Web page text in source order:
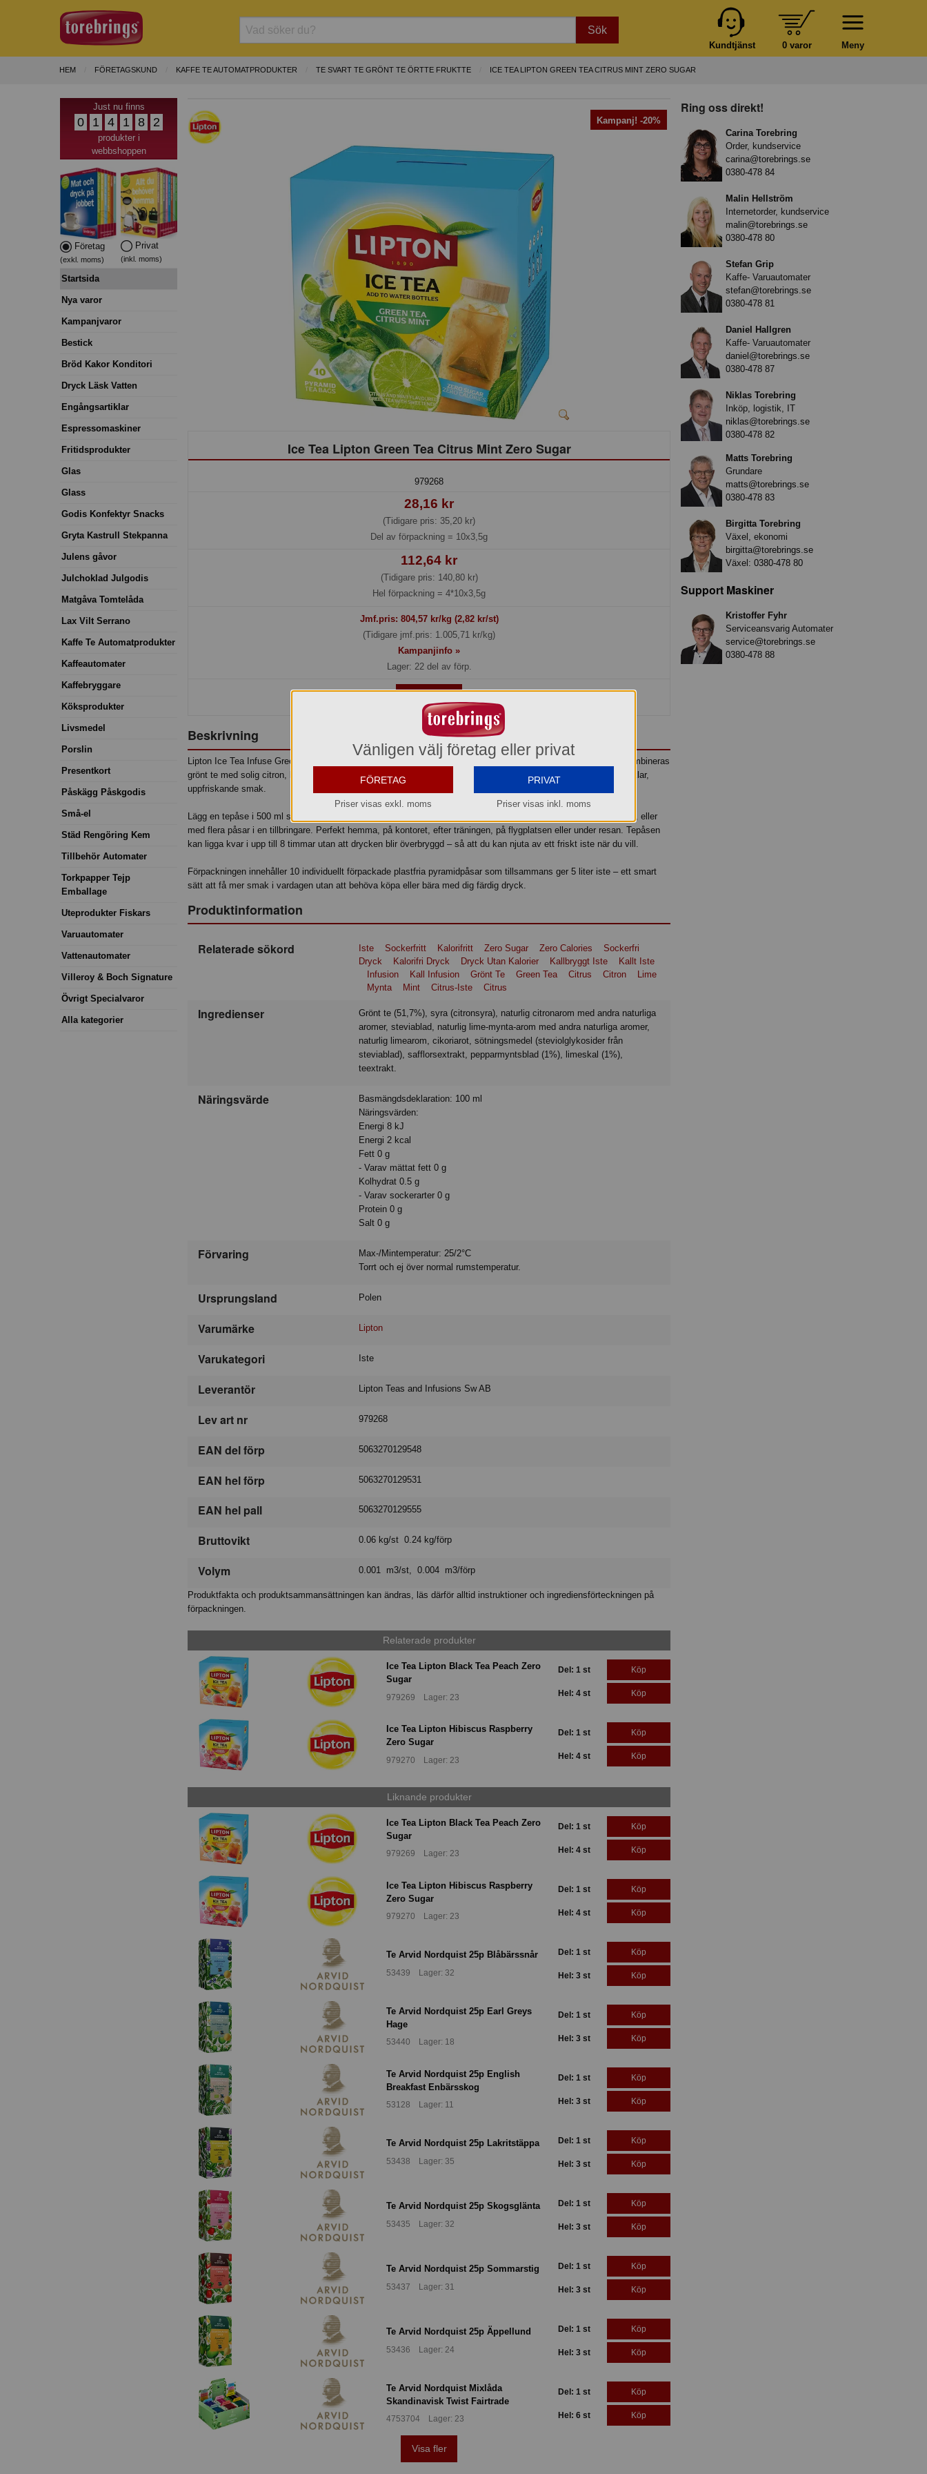
Sök
Meny
0 varor
Kundtjänst
HEM FÖRETAGSKUND KAFFE TE AUTOMATPRODUKTER TE SVART TE GRÖNT TE ÖRTTE FRUKTTE ICE TEA LIPTON GREEN TEA CITRUS MINT ZERO SUGAR
Just nu finns
0 1 4 1 8 2
produkter i
webbshoppen
Företag
(exkl. moms)
Privat
(inkl. moms)
Startsida
Nya varor
Kampanjvaror
Bestick
Bröd Kakor Konditori
Dryck Läsk Vatten
Engångsartiklar
Espressomaskiner
Fritidsprodukter
Glas
Glass
Godis Konfektyr Snacks
Gryta Kastrull Stekpanna
Julens gåvor
Julchoklad Julgodis
Matgåva Tomtelåda
Lax Vilt Serrano
Kaffe Te Automatprodukter
Kaffeautomater
Kaffebryggare
Köksprodukter
Livsmedel
Porslin
Presentkort
Påskägg Påskgodis
Små-el
Städ Rengöring Kem
Tillbehör Automater
Torkpapper Tejp
Emballage
Uteprodukter Fiskars
Varuautomater
Vattenautomater
Villeroy & Boch Signature
Övrigt Specialvaror
Alla kategorier
Kampanj! -20%
Ice Tea Lipton Green Tea Citrus Mint Zero Sugar
979268
28,16 kr
(Tidigare pris: 35,20 kr)
Del av förpackning = 10x3,5g
112,64 kr
(Tidigare pris: 140,80 kr)
Hel förpackning = 4*10x3,5g
Jmf.pris: 804,57kr/kg (2,82 kr/st)
(Tidigare jmf.pris: 1.005,71 kr/kg)
Kampanjinfo »
Lager: 22 del av förp.
Beskrivning
Lipton Ice Tea Infuse Green Citrus & Mint är en livfull infusion framtagen för kallt vatten. I varje pyramidpåse kombineras
grönt te med solig citron, lime och en fräsch hint av mynta. Resultatet är en sockerfri och kalorifri infusion med klar,
uppfriskande smak.
Lägg en tepåse i 500 ml stilla eller kolsyrat kallt vatten och låt dra i 5 minuter – direkt i glaset eller vattenflaskan, eller
med flera påsar i en tillbringare. Perfekt hemma, på kontoret, efter träningen, på flygplatsen eller under resan. Tepåsen
kan ligga kvar i upp till 8 timmar utan att drycken blir överbryggd – så att du kan njuta av ett friskt iste när du vill.
Förpackningen innehåller 10 individuellt förpackade plastfria pyramidpåsar som tillsammans ger 5 liter iste – ett smart
sätt att få mer smak i vardagen utan att behöva köpa eller bära med dig färdig dryck.
Produktinformation
Relaterade sökord Iste Sockerfritt Kalorifritt Zero Sugar Zero Calories
Sockerfri
Dryck
Kalorifri Dryck Dryck Utan Kalorier Kallbryggt Iste
Kallt Iste
Infusion
Kall Infusion Grönt Te Green Tea Citrus Citron
Lime
Mynta
Mint Citrus-Iste Citrus
Ingredienser
Grönt te (51,7%), syra (citronsyra), naturlig citronarom med andra naturliga
aromer, steviablad, naturlig lime-mynta-arom med andra naturliga aromer,
naturlig limearom, cikoriarot, sötningsmedel (steviolglykosider från
steviablad), safflorsextrakt, pepparmyntsblad (1%), limeskal (1%),
teextrakt.
Näringsvärde
Basmängdsdeklaration: 100 ml
Näringsvärden:
Energi 8 kJ
Energi 2 kcal
Fett 0 g
- Varav mättat fett 0 g
Kolhydrat 0.5 g
- Varav sockerarter 0 g
Protein 0 g
Salt 0 g
Förvaring
Max-/Mintemperatur: 25/2°C
Torrt och ej över normal rumstemperatur.
Ursprungsland Polen
Varumärke Lipton
Varukategori Iste
Leverantör Lipton Teas and Infusions Sw AB
Lev art nr 979268
EAN del förp 5063270129548
EAN hel förp 5063270129531
EAN hel pall 5063270129555
Bruttovikt 0.06 kg/st 0.24 kg/förp
Volym 0.001 m3/st, 0.004 m3/förp
Produktfakta och produktsammansättningen kan ändras, läs därför alltid instruktioner och ingrediensförteckningen på
förpackningen.
Relaterade produkter
Ice Tea Lipton Black Tea Peach Zero
Sugar
979269 Lager: 23
Del: 1 st Köp
Hel: 4 st Köp
Ice Tea Lipton Hibiscus Raspberry
Zero Sugar
979270 Lager: 23
Del: 1 st Köp
Hel: 4 st Köp
Liknande produkter
Ice Tea Lipton Black Tea Peach Zero
Sugar
979269 Lager: 23
Del: 1 st Köp
Hel: 4 st Köp
Ice Tea Lipton Hibiscus Raspberry
Zero Sugar
979270 Lager: 23
Del: 1 st Köp
Hel: 4 st Köp
Te Arvid Nordquist 25p Blåbärssnår
53439 Lager: 32
Del: 1 st Köp
Hel: 3 st Köp
Te Arvid Nordquist 25p Earl Greys
Hage
53440 Lager: 18
Del: 1 st Köp
Hel: 3 st Köp
Te Arvid Nordquist 25p English
Breakfast Enbärsskog
53128 Lager: 11
Del: 1 st Köp
Hel: 3 st Köp
Te Arvid Nordquist 25p Lakritstäppa
53438 Lager: 35
Del: 1 st Köp
Hel: 3 st Köp
Te Arvid Nordquist 25p Skogsglänta
53435 Lager: 32
Del: 1 st Köp
Hel: 3 st Köp
Te Arvid Nordquist 25p Sommarstig
53437 Lager: 31
Del: 1 st Köp
Hel: 3 st Köp
Te Arvid Nordquist 25p Äppellund
53436 Lager: 24
Del: 1 st Köp
Hel: 3 st Köp
Te Arvid Nordquist Mixlåda
Skandinavisk Twist Fairtrade
4753704 Lager: 23
Del: 1 st Köp
Hel: 6 st Köp
Visa fler
Ring oss direkt!
Carina Torebring
Order, kundservice
carina@torebrings.se
0380-478 84
Malin Hellström
Internetorder, kundservice
malin@torebrings.se
0380-478 80
Stefan Grip
Kaffe- Varuautomater
stefan@torebrings.se
0380-478 81
Daniel Hallgren
Kaffe- Varuautomater
daniel@torebrings.se
0380-478 87
Niklas Torebring
Inköp, logistik, IT
niklas@torebrings.se
0380-478 82
Matts Torebring
Grundare
matts@torebrings.se
0380-478 83
Birgitta Torebring
Växel, ekonomi
birgitta@torebrings.se
Växel: 0380-478 80
Support Maskiner
Kristoffer Fyhr
Serviceansvarig Automater
service@torebrings.se
0380-478 88
Vänligen välj företag eller privat
FÖRETAG
Priser visas exkl. moms
PRIVAT
Priser visas inkl. moms